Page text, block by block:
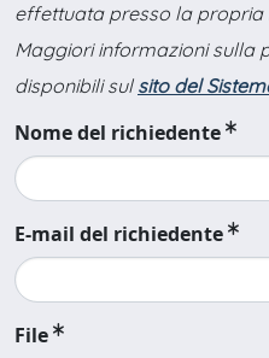
effettuata presso la propria
Maggiori informazioni sulla
disponibili sul sito del
Nome del richiedente
E-mail del richiedente
File